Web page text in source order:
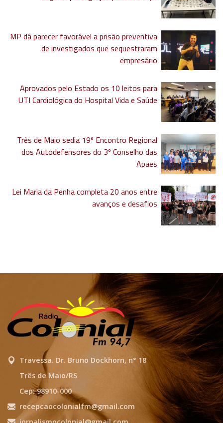
MP dá parecer favorável a prisão preventiva
de investigados que sequestraram
empresário
Aprovados pelo Estado os 10 leitos para
UTI Cardiológica do Hospital Vida e Saúde
Três de Maio sedia 19º Encontro Regional
dos Autodefensores do 3º Conselho das
Apaes
Lei Maria da Penha completa 20 anos entre
avanços e desafios
Travessa. Dr. Bruno Dockhorn, n° 18
Três de Maio/RS
Cep: 98910-000
recepcaocolonialfm@gmail.com